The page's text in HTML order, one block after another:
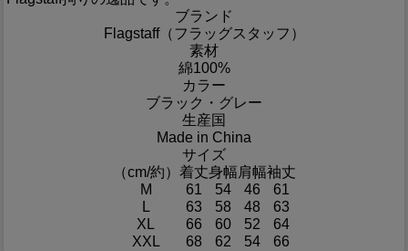
ブランド
Flagstaff（フラッグスタッフ）
素材
綿100%
カラー
ブラック・グレー
生産国
Made in China
サイズ
（cm/約） 着丈身幅肩幅袖丈
M
61 54 46
61
L
63 58 48
63
XL
66 60 52
64
XXL
68 62 54 66